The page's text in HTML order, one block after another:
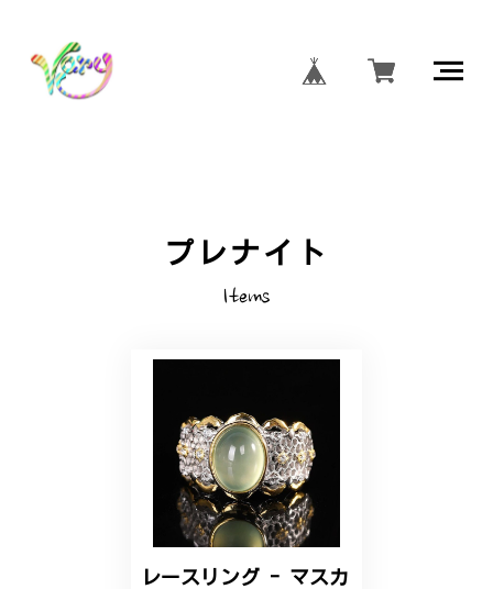
プレナイト
Items
レースリング - マスカ